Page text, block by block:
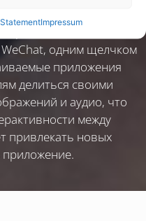
Impressum
в социальных
WeChat, одним щелчком
приложения
делиться своими
и аудио, что
между
привлекать новых
приложение.